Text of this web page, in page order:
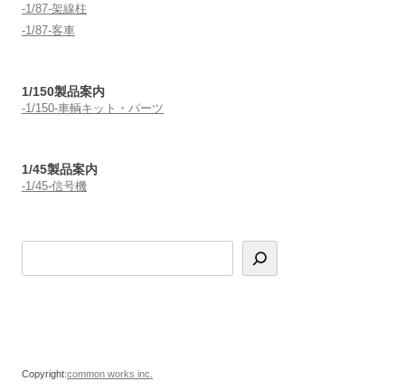
-1/87-架線柱
-1/87-客車
1/150製品案内
-1/150-車輌キット・パーツ
1/45製品案内
-1/45-信号機
Copyright:common works inc.